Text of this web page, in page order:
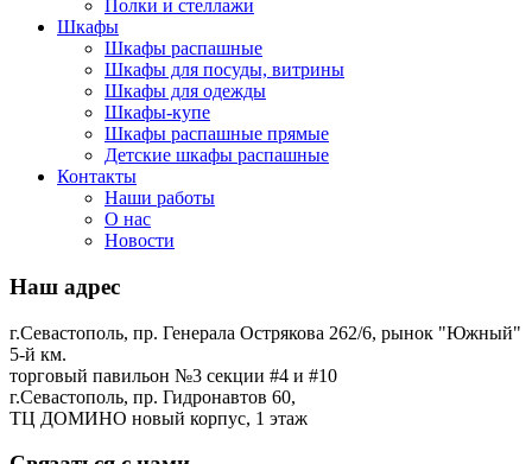
Полки и стеллажи
Шкафы
Шкафы распашные
Шкафы для посуды, витрины
Шкафы для одежды
Шкафы-купе
Шкафы распашные прямые
Детские шкафы распашные
Контакты
Наши работы
О нас
Новости
Наш адрес
г.Севастополь, пр. Генерала Острякова 262/6, рынок "Южный"
5-й км.
торговый павильон №3 секции #4 и #10
г.Севастополь, пр. Гидронавтов 60,
ТЦ ДОМИНО новый корпус, 1 этаж